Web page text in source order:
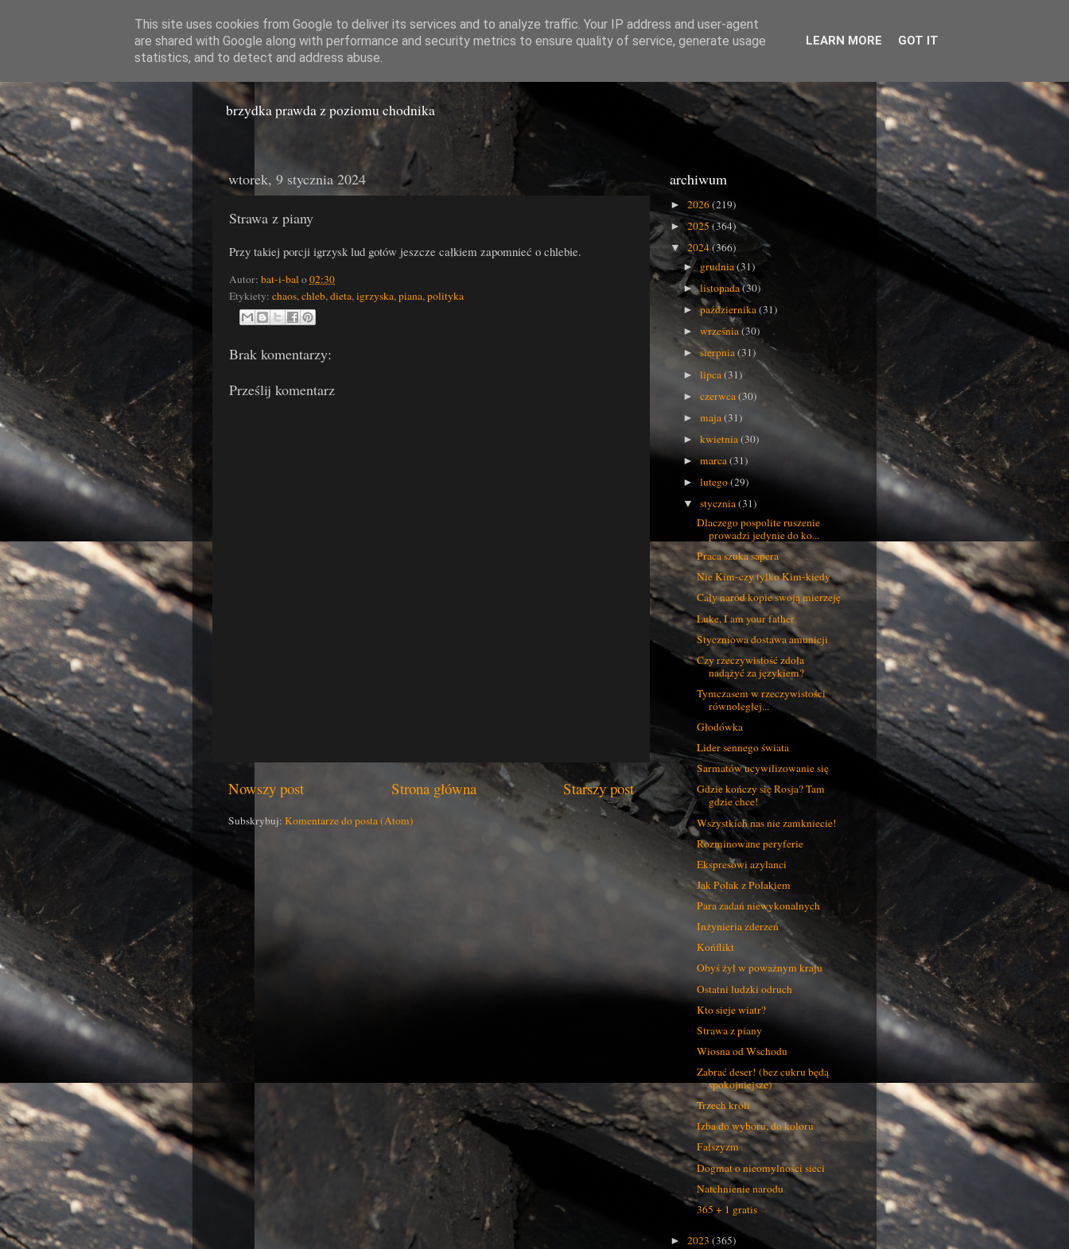
Miasto Gówna
brzydka prawda z poziomu chodnika
wtorek, 9 stycznia 2024
Strawa z piany
Przy takiej porcji igrzysk lud gotów jeszcze całkiem zapomnieć o chlebie.
Autor: bat-i-bal o02:30
Etykiety: chaos, chleb, dieta, igrzyska, piana, polityka
Brak komentarzy:
Prześlij komentarz
Nowszy post Starszy post
Strona główna
Subskrybuj: Komentarze do posta (Atom)
archiwum
► 2026(219)
►2025(364)
▼ 2024(366)
► grudnia(31)
►listopada(30)
►października(31)
►września(30)
►sierpnia(31)
►lipca(31)
►czerwca(30)
►maja(31)
►kwietnia(30)
►marca(31)
►lutego(29)
▼stycznia(31)
Dlaczego pospolite ruszenie
prowadzi jedynie do ko...
Praca szuka sapera
Nie Kim-czy tylko Kim-kiedy
Cały naród kopie swoją mierzeję
Luke, I am your father
Styczniowa dostawa amunicji
Czy rzeczywistość zdoła
nadążyć za językiem?
Tymczasem w rzeczywistości
równoległej...
Głodówka
Lider sennego świata
Sarmatów ucywilizowanie się
Gdzie kończy się Rosja? Tam
gdzie chce!
Wszystkich nas nie zamkniecie!
Rozminowane peryferie
Ekspresowi azylanci
Jak Polak z Polakiem
Para zadań niewykonalnych
Inżynieria zderzeń
Końflikt
Obyś żył w poważnym kraju
Ostatni ludzki odruch
Kto sieje wiatr?
Strawa z piany
Wiosna od Wschodu
Zabrać deser! (bez cukru będą
spokojniejsze)
Trzech króli
Izba do wyboru, do koloru
Fałszyzm
Dogmat o nieomylności sieci
Natchnienie narodu
365 + 1 gratis
► 2023 (365)
This site uses cookies from Google to deliver its services and to analyze traffic. Your IP address and user-agent
are shared with Google along with performance and security metrics to ensure quality of service, generate usage
statistics, and to detect and address abuse.
LEARN MORE GOT IT